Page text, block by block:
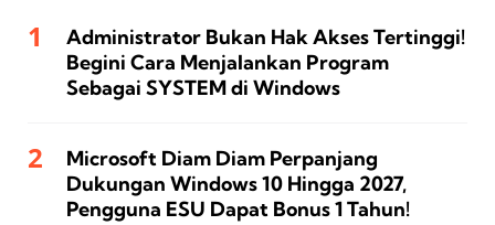
Administrator Bukan Hak Akses Tertinggi!
Begini Cara Menjalankan Program
Sebagai SYSTEM di Windows
Microsoft Diam Diam Perpanjang
Dukungan Windows 10 Hingga 2027,
Pengguna ESU Dapat Bonus 1 Tahun!